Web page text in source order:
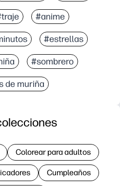
#anime
#estrellas
#sombrero
de muriña
Colorear para adultos
Cumpleaños